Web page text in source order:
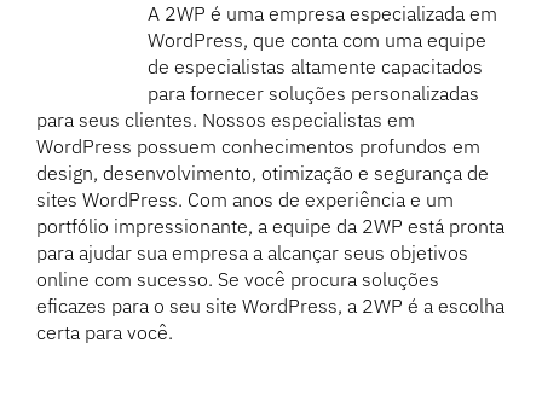
A 2WP é uma empresa especializada em
WordPress, que conta com uma equipe
de especialistas altamente capacitados
para fornecer soluções personalizadas
para seus clientes. Nossos especialistas em
WordPress possuem conhecimentos profundos em
design, desenvolvimento, otimização e segurança de
sites WordPress. Com anos de experiência e um
portfólio impressionante, a equipe da 2WP está pronta
para ajudar sua empresa a alcançar seus objetivos
online com sucesso. Se você procura soluções
eficazes para o seu site WordPress, a 2WP é a escolha
certa para você.